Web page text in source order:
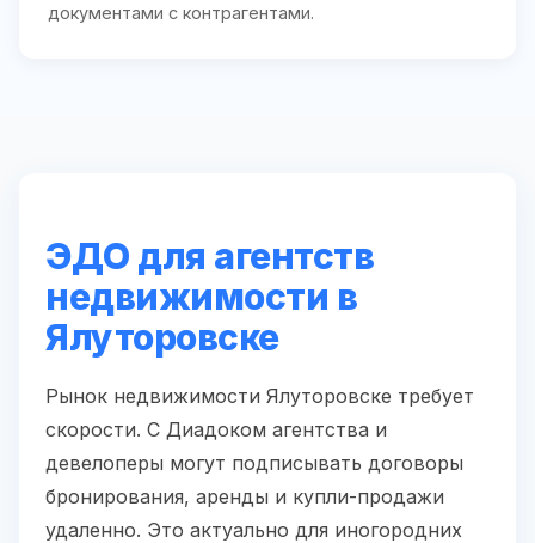
документами с контрагентами.
ЭДО для агентств
недвижимости в
Ялуторовске
Рынок недвижимости Ялуторовске требует
скорости. С Диадоком агентства и
девелоперы могут подписывать договоры
бронирования, аренды и купли-продажи
удаленно. Это актуально для иногородних